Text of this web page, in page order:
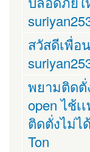
สวัสดีเพื่อ
พยามติดตั่
open ไช้เ
ติดตั่งไม่ไ
Ton